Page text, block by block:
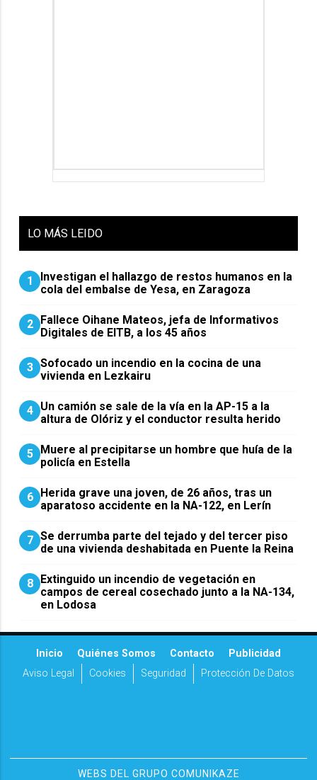
LO MÁS LEIDO
1
Investigan el hallazgo de restos humanos en la
cola del embalse de Yesa, en Zaragoza
2 Fallece Oihane Mateos, jefa de Informativos
Digitales de EITB, a los 45 años
3 Sofocado un incendio en la cocina de una
vivienda en Lezkairu
4 Un camión se sale de la vía en la AP-15 a la
altura de Olóriz y el conductor resulta herido
5 Muere al precipitarse un hombre que huía de la
policía en Estella
6 Herida grave una joven, de 26 años, tras un
aparatoso accidente en la NA-122, en Lerín
7 Se derrumba parte del tejado y del tercer piso
de una vivienda deshabitada en Puente la Reina
8 Extinguido un incendio de vegetación en
campos de cereal cosechado junto a la NA-134,
en Lodosa
Inicio Quiénes Somos Contacto
Publicidad
Aviso Legal
Cookies Seguridad Protección De Datos
WEBS DEL GRUPO COMUNIKAZE